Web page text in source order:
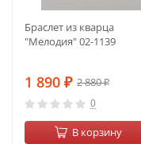
Браслет из кварца
"Мелодия" 02-1139
1 890 ₽ 2 880₽
0
В корзину